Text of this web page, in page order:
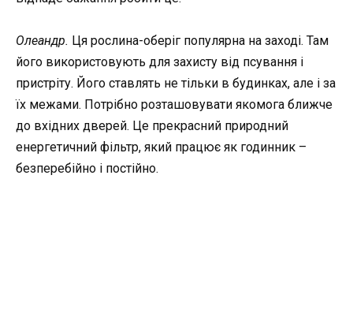
Олеандр. Ця рослина-оберіг популярна на заході. Там
його використовують для захисту від псування і
пристріту. Його ставлять не тільки в будинках, але і за
їх межами. Потрібно розташовувати якомога ближче
до вхідних дверей. Це прекрасний природний
енергетичний фільтр, який працює як годинник –
безперебійно і постійно.